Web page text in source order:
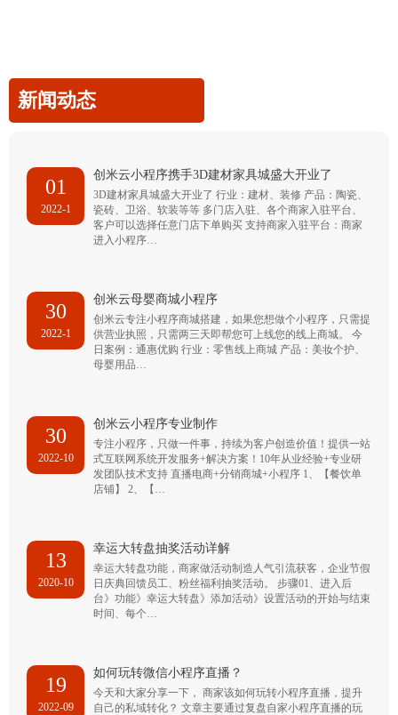
新闻动态
01
2022-1
创米云小程序携手3D建材家具城盛大开业了
3D建材家具城盛大开业了 行业：建材、装修 产品：陶瓷、
瓷砖、卫浴、软装等等 多门店入驻、各个商家入驻平台、
客户可以选择任意门店下单购买 支持商家入驻平台：商家
进入小程序…
30
2022-1
创米云母婴商城小程序
创米云专注小程序商城搭建，如果您想做个小程序，只需提
供营业执照，只需两三天即帮您可上线您的线上商城。 今
日案例：通惠优购 行业：零售线上商城 产品：美妆个护、
母婴用品…
30
2022-10
创米云小程序专业制作
专注小程序，只做一件事，持续为客户创造价值！提供一站
式互联网系统开发服务+解决方案！10年从业经验+专业研
发团队技术支持 直播电商+分销商城+小程序 1、【餐饮单
店铺】 2、【…
13
2020-10
幸运大转盘抽奖活动详解
幸运大转盘功能，商家做活动制造人气引流获客，企业节假
日庆典回馈员工、粉丝福利抽奖活动。 步骤01、进入后
台》功能》幸运大转盘》添加活动》设置活动的开始与结束
时间、每个…
19
2022-09
如何玩转微信小程序直播？
今天和大家分享一下， 商家该如何玩转小程序直播，提升
自己的私域转化？ 文章主要通过复盘自家小程序直播的玩